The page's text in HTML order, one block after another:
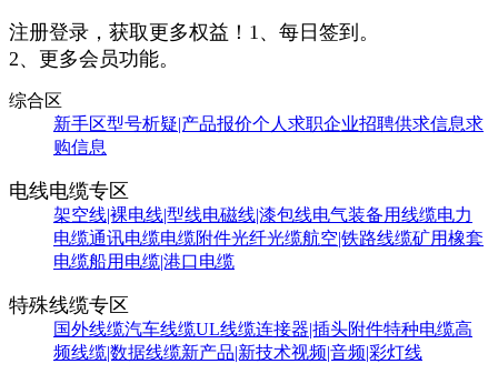
注册登录，获取更多权益！ 1、每日签到。
2、更多会员功能。
综合区
新手区型号析疑|产品报价个人求职企业招聘供求信息求
购信息
电线电缆专区
架空线|裸电线|型线电磁线|漆包线电气装备用线缆电力
电缆通讯电缆电缆附件光纤光缆航空|铁路线缆矿用橡套
电缆船用电缆|港口电缆
特殊线缆专区
国外线缆汽车线缆UL线缆连接器|插头附件特种电缆高
频线缆|数据线缆新产品|新技术视频|音频|彩灯线